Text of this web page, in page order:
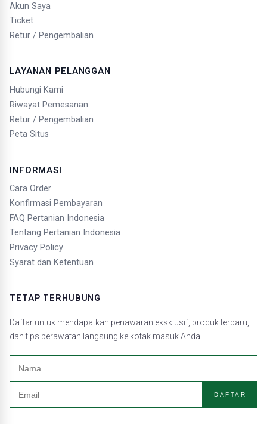
Akun Saya
Ticket
Retur / Pengembalian
LAYANAN PELANGGAN
Hubungi Kami
Riwayat Pemesanan
Retur / Pengembalian
Peta Situs
INFORMASI
Cara Order
Konfirmasi Pembayaran
FAQ Pertanian Indonesia
Tentang Pertanian Indonesia
Privacy Policy
Syarat dan Ketentuan
TETAP TERHUBUNG
Daftar untuk mendapatkan penawaran eksklusif, produk terbaru,
dan tips perawatan langsung ke kotak masuk Anda.
DAFTAR